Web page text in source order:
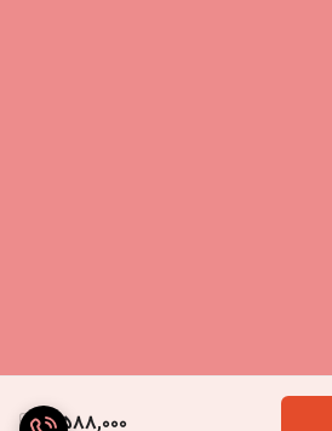
5,588,000